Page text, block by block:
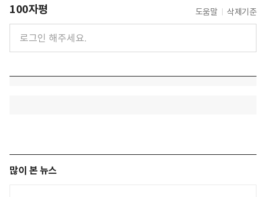
100자평 도움말 삭제기준
많이 본 뉴스